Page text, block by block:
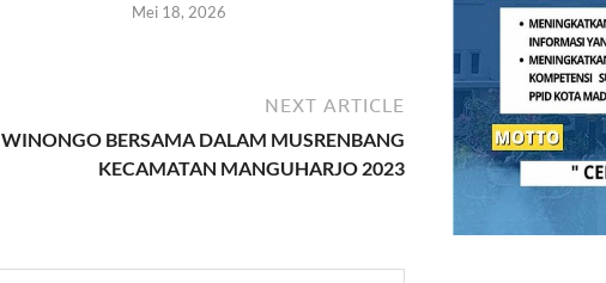
Mei 18, 2026
NEXT ARTICLE
WINONGO BERSAMA DALAM MUSRENBANG
KECAMATAN MANGUHARJO 2023